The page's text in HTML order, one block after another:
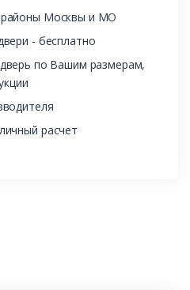
Москвы и МО
- бесплатно
по Вашим размерам,
расчет